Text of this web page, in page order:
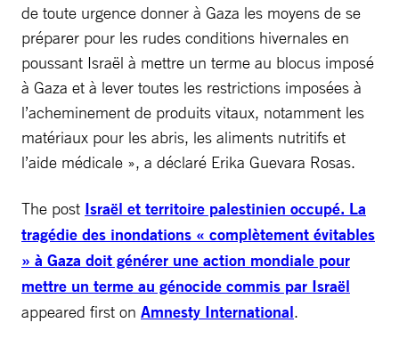
de toute urgence donner à Gaza les moyens de se
préparer pour les rudes conditions hivernales en
poussant Israël à mettre un terme au blocus imposé
à Gaza et à lever toutes les restrictions imposées à
l’acheminement de produits vitaux, notamment les
matériaux pour les abris, les aliments nutritifs et
l’aide médicale », a déclaré Erika Guevara Rosas.
The post Israël et territoire palestinien occupé. La
tragédie des inondations « complètement évitables
» à Gaza doit générer une action mondiale pour
mettre un terme au génocide commis par Israël
appeared first on Amnesty International.